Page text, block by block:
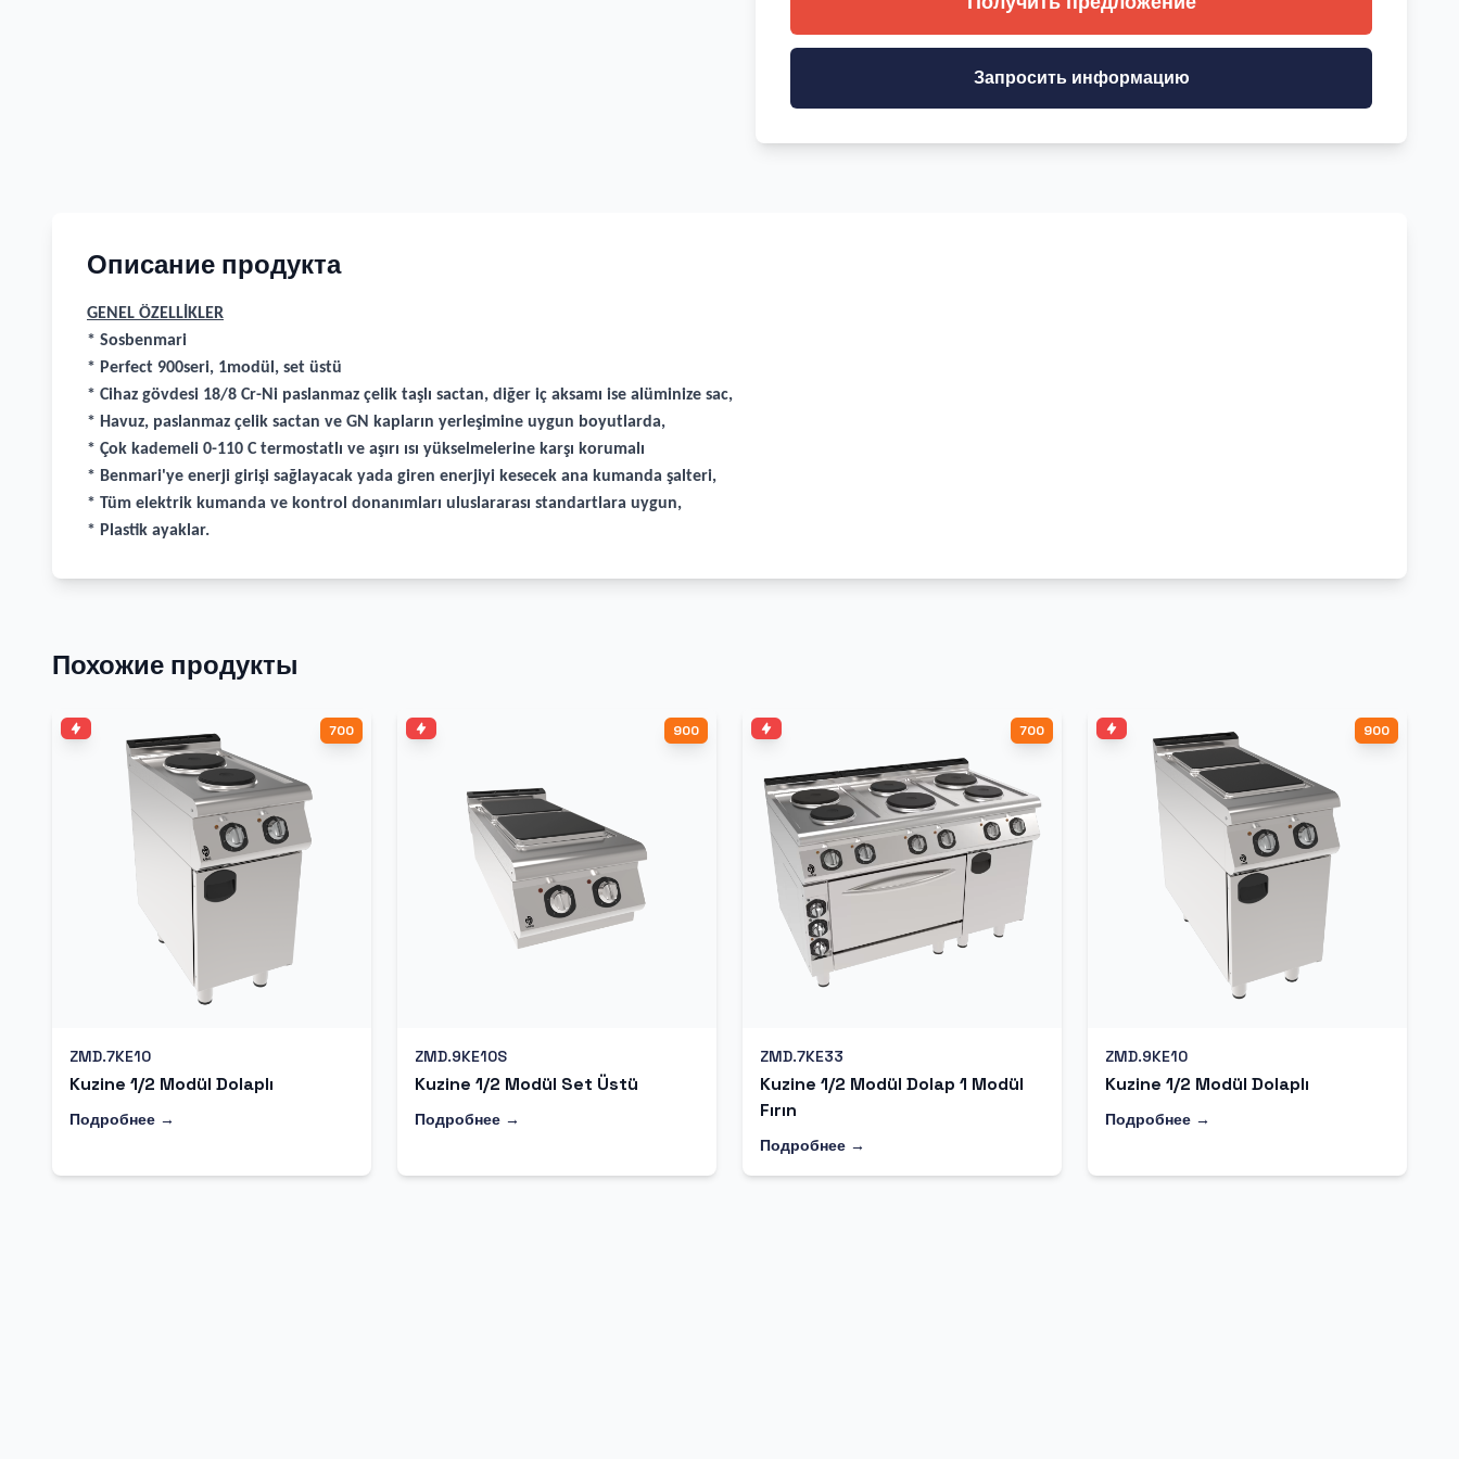
Запросить информацию
Описание продукта
GENEL ÖZELLİKLER
* Sosbenmari
* Perfect 900seri, 1modül, set üstü
* Cihaz gövdesi 18/8 Cr-Ni paslanmaz çelik taşlı sactan, diğer iç aksamı ise alüminize sac,
* Havuz, paslanmaz çelik sactan ve GN kapların yerleşimine uygun boyutlarda,
* Çok kademeli 0-110 C termostatlı ve aşırı ısı yükselmelerine karşı korumalı
* Benmari'ye enerji girişi sağlayacak yada giren enerjiyi kesecek ana kumanda şalteri,
* Tüm elektrik kumanda ve kontrol donanımları uluslararası standartlara uygun,
* Plastik ayaklar.
Похожие продукты
700
ZMD.7KE10
Kuzine 1/2 Modül Dolaplı
Подробнее →
900
ZMD.9KE10S
Kuzine 1/2 Modül Set Üstü
Подробнее →
700
ZMD.7KE33
Kuzine 1/2 Modül Dolap 1 Modül
Fırın
Подробнее →
900
ZMD.9KE10
Kuzine 1/2 Modül Dolaplı
Подробнее →